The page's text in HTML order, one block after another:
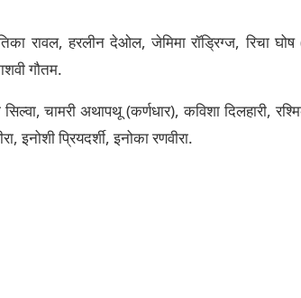
रावल, हरलीन देओल, जेमिमा रॉड्रिग्ज, रिचा घोष
गौतम.
चामरी अथापथू (कर्णधार), कविशा दिलहारी,
इनोशी प्रियदर्शी, इनोका रणवीरा.